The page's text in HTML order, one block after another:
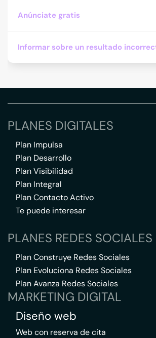
Anúnciate gratis
Informar sobre un resultado
PLANES DIGITALES
Plan Impulsa
Plan Desarrollo
Plan Visibilidad
Plan Integral
Plan Contacto Activo
Te puede interesar
PLANES REDES SOCIALES
Plan Construye Redes Sociales
Plan Evoluciona Redes Sociales
Plan Avanza Redes Sociales
MARKETING DIGITAL
Diseño web
Web con reserva de cita